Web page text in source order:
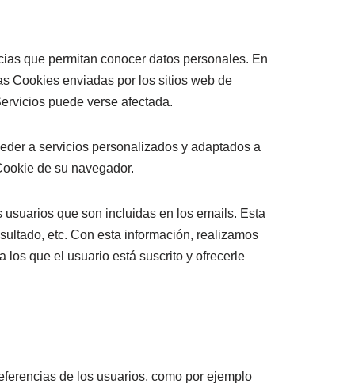
que permitan conocer datos personales. En
Cookies enviadas por los sitios web de
puede verse afectada.
a servicios personalizados y adaptados a
de su navegador.
que son incluidas en los emails. Esta
etc. Con esta información, realizamos
los que el usuario está suscrito y ofrecerle
de los usuarios, como por ejemplo